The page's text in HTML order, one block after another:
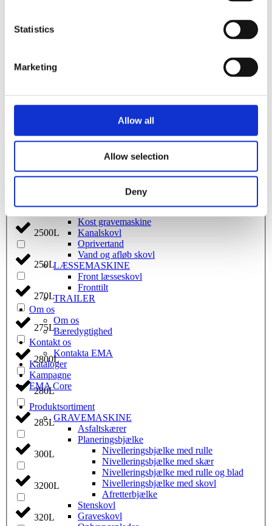
Statistics
Marketing
Allow all
Allow selection
Deny
215L
2200L
220L
230L
2500L
250L
270L
275L
2800L
280L
285L
300L
3200L
320L
Nivelleringsbjælke med rulle og blad
Ribbeskovl
Hydraulisk planérskovl
Kabelplov
Rive gravemaskine
Profilskovl
Kost gravemaskine
Kanalskovl
Oprivertand
Vand og afløb skovl
LÆSSEMASKINE
Front læsseskovl
Fronttilt
TRAILER
Om os
Om os
Bæredygtighed
Kontakt os
Kontakta EMA
Kataloger
Kampagne
EMA Core
Produktsortiment
GRAVEMASKINE
Asfaltskærer
Planeringsbjælke
Nivelleringsbjælke med rulle
Nivelleringsbjælke med skær
Nivelleringsbjælke med rulle og blad
Nivelleringsbjælke med skovl
Afretterbjælke
Stenskovl
Graveskovl